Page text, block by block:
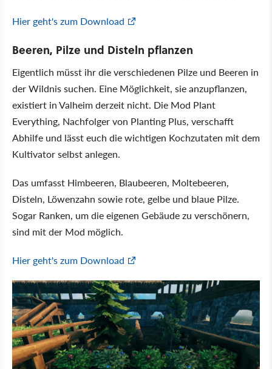
Hier geht's zum Download
Beeren, Pilze und Disteln pflanzen
Eigentlich müsst ihr die verschiedenen Pilze und Beeren in
der Wildnis suchen. Eine Möglichkeit, sie anzupflanzen,
existiert in Valheim derzeit nicht. Die Mod Plant
Everything, Nachfolger von Planting Plus, verschafft
Abhilfe und lässt euch die wichtigen Kochzutaten mit dem
Kultivator selbst anlegen.
Das umfasst Himbeeren, Blaubeeren, Moltebeeren,
Disteln, Löwenzahn sowie rote, gelbe und blaue Pilze.
Sogar Ranken, um die eigenen Gebäude zu verschönern,
sind mit der Mod möglich.
Hier geht's zum Download